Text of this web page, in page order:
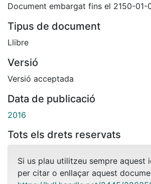
Document embargat fins el 2150-01-
Tipus de document
Llibre
Versió
Versió acceptada
Data de publicació
2016
Tots els drets reservats
Si us plau utilitzeu sempre aquest
per citar o enllaçar aquest